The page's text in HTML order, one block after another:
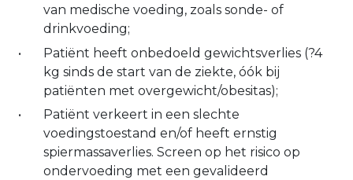
van medische voeding, zoals sonde- of
drinkvoeding;
Patiënt heeft onbedoeld gewichtsverlies (?4
kg sinds de start van de ziekte, óók bij
patiënten met overgewicht/obesitas);
Patiënt verkeert in een slechte
voedingstoestand en/of heeft ernstig
spiermassaverlies. Screen op het risico op
ondervoeding met een gevalideerd